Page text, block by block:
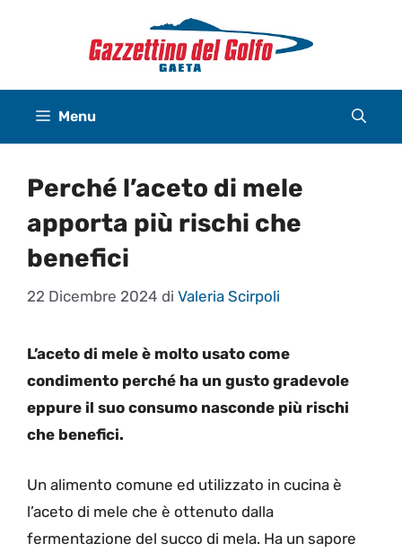
Menu
Perché l’aceto di mele
apporta più rischi che
benefici
22 Dicembre 2024 di Valeria Scirpoli
L’aceto di mele è molto usato come
condimento perché ha un gusto gradevole
eppure il suo consumo nasconde più rischi
che benefici.
Un alimento comune ed utilizzato in cucina è
l’aceto di mele che è ottenuto dalla
fermentazione del succo di mela. Ha un sapore